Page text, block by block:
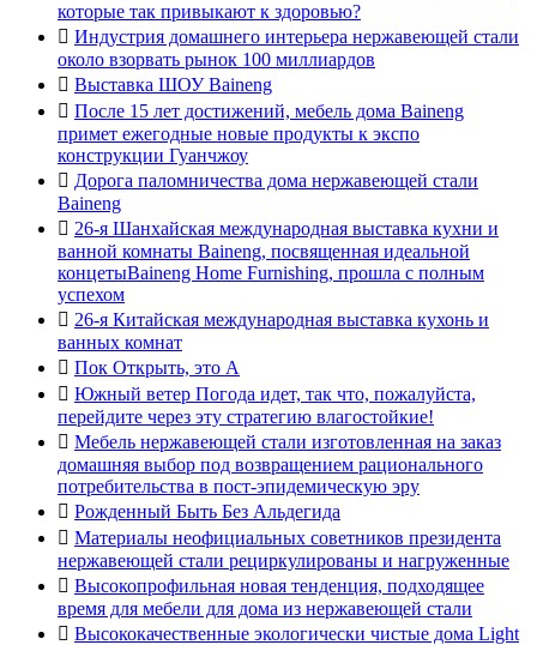
которые так привыкают к здоровью?
 Индустрия домашнего интерьера нержавеющей стали
около взорвать рынок 100 миллиардов
 Выставка ШОУ Baineng
 После 15 лет достижений, мебель дома Baineng
примет ежегодные новые продукты к экспо
конструкции Гуанчжоу
 Дорога паломничества дома нержавеющей стали
Baineng
 26-я Шанхайская международная выставка кухни и
ванной комнаты Baineng, посвященная идеальной
концетыBaineng Home Furnishing, прошла с полным
успехом
 26-я Китайская международная выставка кухонь и
ванных комнат
 Пок Открыть, это А
 Южный ветер Погода идет, так что, пожалуйста,
перейдите через эту стратегию влагостойкие!
 Мебель нержавеющей стали изготовленная на заказ
домашняя выбор под возвращением рационального
потребительства в пост-эпидемическую эру
 Рожденный Быть Без Альдегида
 Материалы неофициальных советников президента
нержавеющей стали рециркулированы и нагруженные
 Высокопрофильная новая тенденция, подходящее
время для мебели для дома из нержавеющей стали
 Высококачественные экологически чистые дома Light